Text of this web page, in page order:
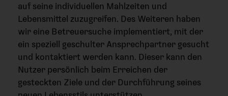
auf seine individuellen Mahlzeiten und
Lebensmittel zuzugreifen. Des Weiteren haben
wir eine Betreuersuche implementiert, mit der
ein speziell geschulter Ansprechpartner gesucht
und kontaktiert werden kann. Dieser kann den
Nutzer persönlich beim Erreichen der
gesteckten Ziele und der Durchführung seines